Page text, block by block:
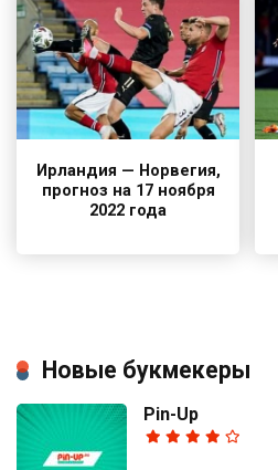
Ирландия — Норвегия,
прогноз на 17 ноября
2022 года
Новые букмекеры
Pin-Up